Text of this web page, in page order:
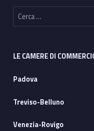
Ricerca per:
LE CAMERE DI
Padova
Treviso-Belluno
Venezia-Rovigo